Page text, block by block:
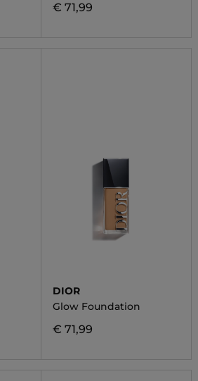
€ 71,99
DIOR
Glow Foundation
€ 71,99